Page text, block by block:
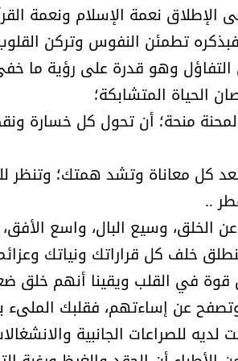
الإطلاق نعمة الإسلام ونعمة
تطمئن النفوس وتركن
وهو قدرة على رؤية ما
الحياة المتشابكة؛
منحة؛ أن تحول كل خسارة
كل معاناة وتشد همتك؛ وتنظر
..
وسيع البال، واسع
خلف كل قراراتك ونياتك
في القلب ويقينا أنهم خلق
عن إساءتهم، فقلبك الملىء
للصراعات الجانبية
الشيخ
يحصل على